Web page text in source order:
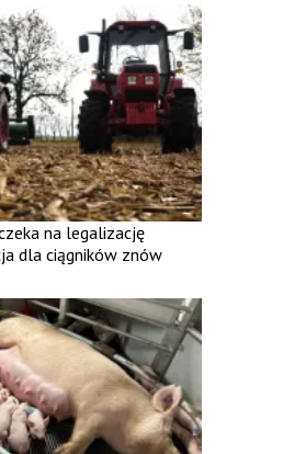
na legalizację
dla ciągników znów